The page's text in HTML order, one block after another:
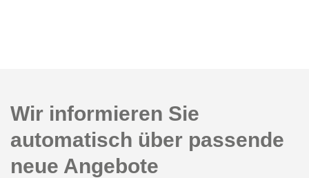
Wir informieren Sie
automatisch über passende
neue Angebote